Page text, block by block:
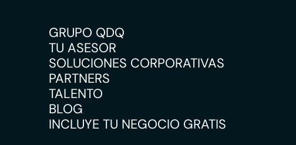
GRUPO QDQ
TU ASESOR
SOLUCIONES CORPORATIVAS
PARTNERS
TALENTO
BLOG
INCLUYE TU NEGOCIO GRATIS